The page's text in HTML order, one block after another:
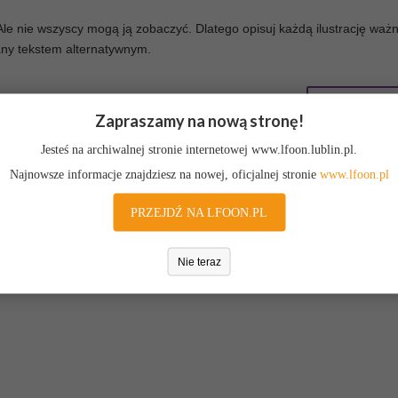
nie wszyscy mogą ją zobaczyć. Dlatego opisuj każdą ilustrację
tekstem alternatywnym.
Zapraszamy na nową stronę!
Jesteś na archiwalnej stronie internetowej www.lfoon.lublin.pl.
Najnowsze informacje znajdziesz na nowej, oficjalnej stronie www.lfoon.pl
PRZEJDŹ NA LFOON.PL
Nie teraz